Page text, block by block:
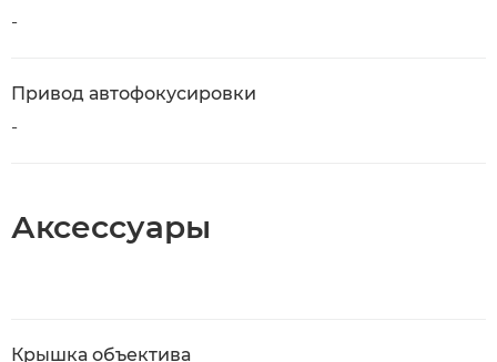
-
Привод автофокусировки
-
Аксессуары
Крышка объектива